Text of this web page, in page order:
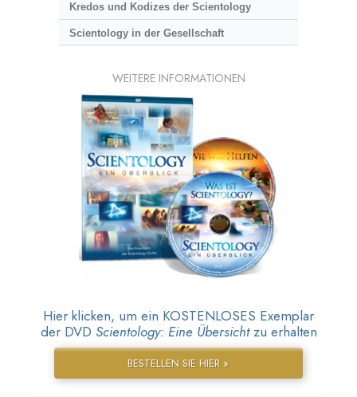
Kredos und Kodizes der Scientology
Scientology in der Gesellschaft
WEITERE INFORMATIONEN
Hier klicken, um ein KOSTENLOSES Exemplar
der DVD Scientology: Eine Übersichtzu erhalten
BESTELLEN SIE HIER »